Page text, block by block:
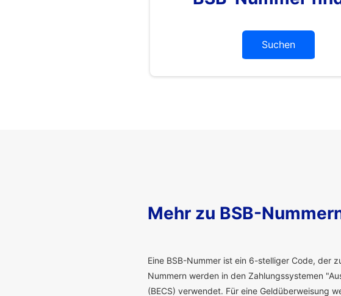
Suchen
Mehr zu BSB-
Eine BSB-Nummer ist ein 6-stelliger Code, der
Nummern werden in den Zahlungssystemen
(BECS) verwendet. Für eine Geldüberweisung